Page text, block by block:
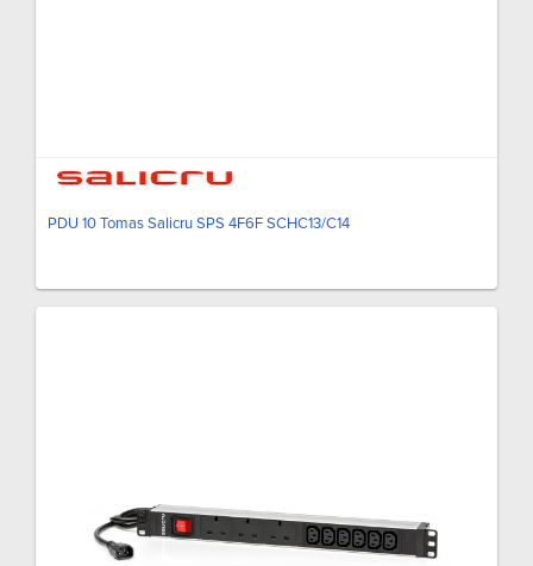
PDU 10 Tomas Salicru SPS 4F6F SCHC13/C14